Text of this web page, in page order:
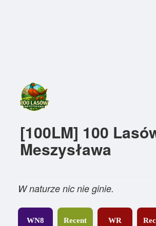
[100LM] 100
Meszysława
W naturze nic nie ginie.
WN8
Recent
WR